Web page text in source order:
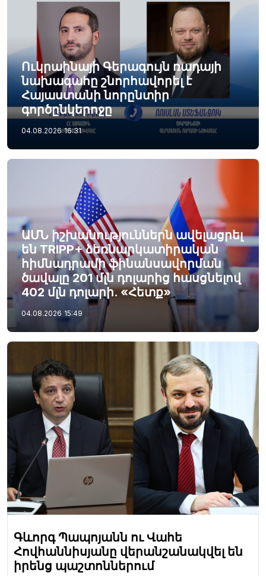
Ուկրաինայի Գերագույն ռադայի
նախագահը շնորհավորել է
Հայաստանի նորընտիր
գործընկերոջը
04.08.2026 16:31
ԱՄՆ իշխանություններն ավելացրել
են TRIPP+ ձեռնարկատիրական
հիմնադրամի ֆինանսավորման
ծավալը 201 մլն դոլարից հասցնելով
402 մլն դոլարի. «Հետք»
04.08.2026 15:49
Գևորգ Պապոյանն ու Վահե
Հովհաննիսյանը վերանշանակվել են
իրենց պաշտոններում